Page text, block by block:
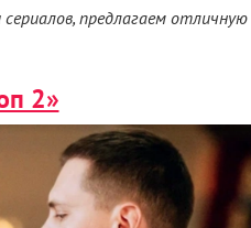
предлагаем
2»